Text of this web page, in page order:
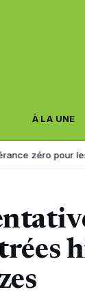
À LA UNE
pour les